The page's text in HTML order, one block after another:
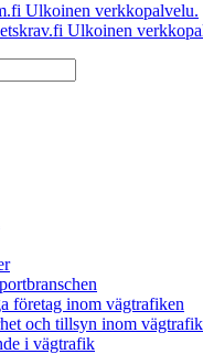
Ulkoinen verkkopalvelu.
Ulkoinen
företag inom vägtrafiken
och tillsyn inom
i vägtrafik